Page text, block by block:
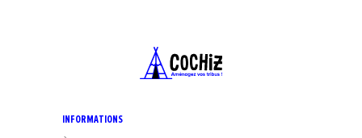
INFORMATIONS